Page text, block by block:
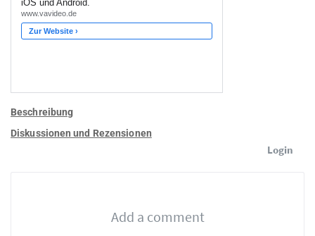
Beschreibung
Diskussionen und Rezensionen
Login